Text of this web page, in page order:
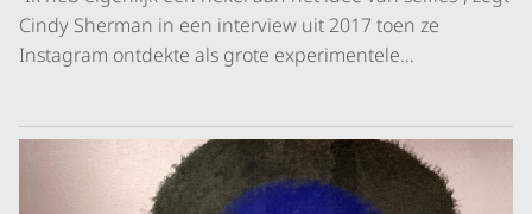
Cindy Sherman in een interview uit 2017 toen ze
Instagram ontdekte als grote experimentele…